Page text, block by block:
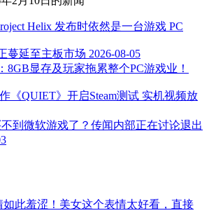
Helix 发布时依然是一台游戏 PC
蔓延至主板市场 2026-08-05
8GB显存及玩家拖累整个PC游戏业！
《QUIET》开启Steam测试 实机视频放
不到微软游戏了？传闻内部正在讨论退出
如此羞涩！美女这个表情太好看，直接